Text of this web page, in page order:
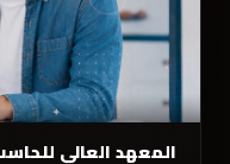
المعهد العالي